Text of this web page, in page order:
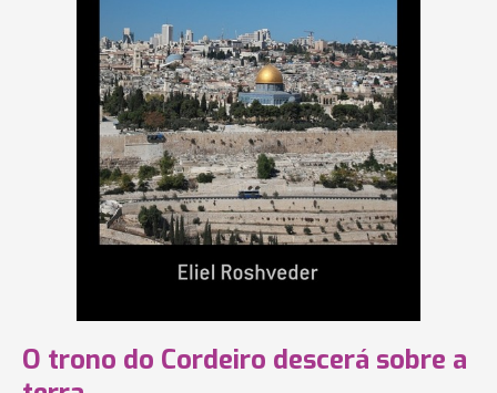
O trono do Cordeiro descerá sobre a